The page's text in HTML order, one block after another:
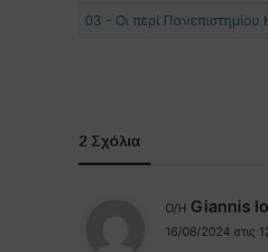
03 - Οι περί
2 Σχόλια
Ο/Η Giannis
16/08/2024 στις